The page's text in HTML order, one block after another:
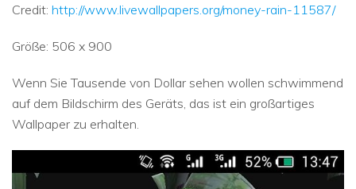
Credit: http://www.livewallpapers.org/money-rain-11587/
Größe: 506 x 900
Wenn Sie Tausende von Dollar sehen wollen schwimmend
auf dem Bildschirm des Geräts, das ist ein großartiges
Wallpaper zu erhalten.